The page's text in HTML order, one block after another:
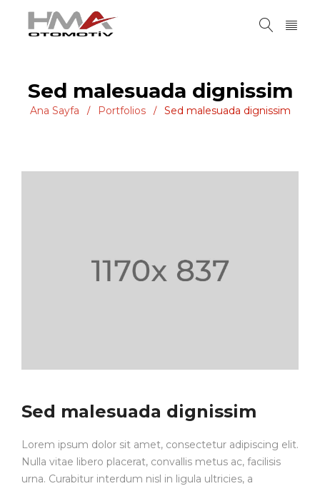
Sed malesuada dignissim
Ana Sayfa / Portfolios / Sed malesuada dignissim
Sed malesuada dignissim
Lorem ipsum dolor sit amet, consectetur adipiscing elit.
Nulla vitae libero placerat, convallis metus ac, facilisis
urna. Curabitur interdum nisl in ligula ultricies, a